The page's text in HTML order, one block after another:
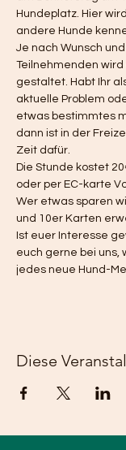
Hundeplatz. Hier
andere Hunde
Je nach Wunsch
Teilnehmenden
gestaltet. Habt Ihr
aktuelle Problem
etwas bestimmtes
dann ist in der
Zeit dafür.
Die Stunde kostet
oder per EC-karte
Wer etwas sparen
und 10er Karten
Ist euer Interesse
euch gerne bei uns,
jedes neue Hund-
Diese